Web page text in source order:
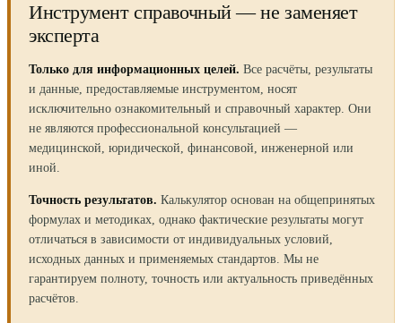
Инструмент справочный — не заменяет
эксперта
Только для информационных целей. Все расчёты, результаты
и данные, предоставляемые инструментом, носят
исключительно ознакомительный и справочный характер. Они
не являются профессиональной консультацией —
медицинской, юридической, финансовой, инженерной или
иной.
Точность результатов. Калькулятор основан на общепринятых
формулах и методиках, однако фактические результаты могут
отличаться в зависимости от индивидуальных условий,
исходных данных и применяемых стандартов. Мы не
гарантируем полноту, точность или актуальность приведённых
расчётов.